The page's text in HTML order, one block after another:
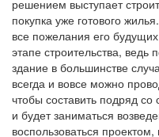
решением выступает
покупка уже готового
все пожелания его
этапе строительства,
здание в большинстве
всегда и вовсе можно
чтобы составить подряд
и будет заниматься
воспользоваться